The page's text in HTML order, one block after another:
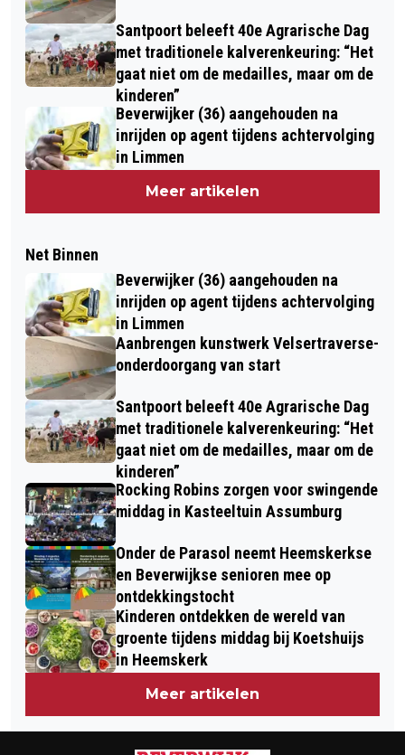
Santpoort beleeft 40e Agrarische Dag
met traditionele kalverenkeuring: “Het
gaat niet om de medailles, maar om de
kinderen”
Beverwijker (36) aangehouden na
inrijden op agent tijdens achtervolging
in Limmen
Meer artikelen
Net Binnen
Beverwijker (36) aangehouden na
inrijden op agent tijdens achtervolging
in Limmen
Aanbrengen kunstwerk Velsertraverse-
onderdoorgang van start
Santpoort beleeft 40e Agrarische Dag
met traditionele kalverenkeuring: “Het
gaat niet om de medailles, maar om de
kinderen”
Rocking Robins zorgen voor swingende
middag in Kasteeltuin Assumburg
Onder de Parasol neemt Heemskerkse
en Beverwijkse senioren mee op
ontdekkingstocht
Kinderen ontdekken de wereld van
groente tijdens middag bij Koetshuijs
in Heemskerk
Meer artikelen